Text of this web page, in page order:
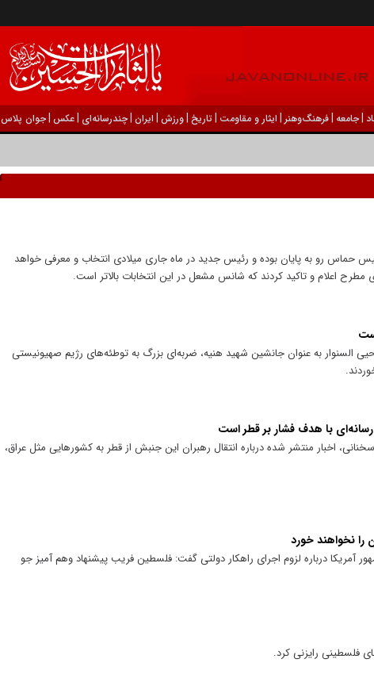
|جامعه |فرهنگ‌و‌هنر | ایثار و مقاومت |تاریخ |ورزش | ايران |چندرسانه‌ای |عکس |جوان پلاس
حماس رو به پایان بوده و رئیس جدید در ماه جاری میلادی انتخاب و معرفی خواهد
اعلام و تاکید کردند که شانس مشعل در این انتخابات بالاتر است.
السنوار به عنوان جانشین شهید هنیه، ضربه‌ای بزرگ به توطئه‌های رژیم صهیونیستی
با هدف فشار بر قطر است
اخبار منتشر شده درباره انتقال رهبران این جنبش از قطر به کشور‌هایی مثل عراق،
نخواهند خورد
درباره لزوم اجرای راهکار دولتی گفت: فلسطین فریب پیشنهاد وهم آمیز جو
فلسطینی رایزنی کرد.